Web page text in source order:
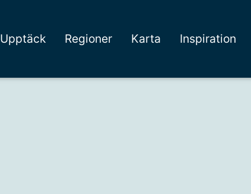
Upptäck Regioner Karta Inspiration